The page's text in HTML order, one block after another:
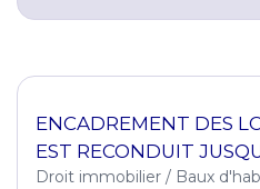
ENCADREMENT DES
EST RECONDUIT
Droit immobilier / Baux